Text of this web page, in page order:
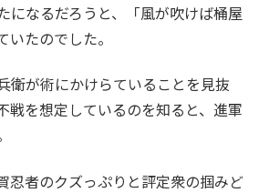
になるだろうと、「風が吹けば桶屋
たのでした。
衛が術にかけらていることを見抜
戦を想定しているのを知ると、進軍
忍者のクズっぷりと評定衆の掴みど